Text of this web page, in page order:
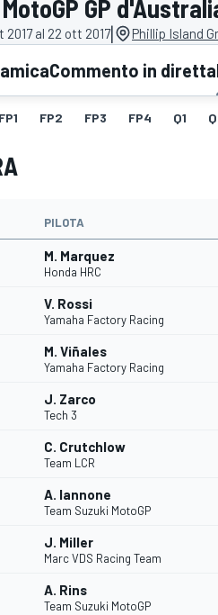
WEC
GP
2017 al 22 ott 2017| Phillip Island
Commento in diretta
FP1 FP2 FP3 FP4 Q1
PILOTA
M. Marquez
Honda HRC
V. Rossi
Yamaha Factory Racing
M. Viñales
Yamaha Factory Racing
J. Zarco
Tech 3
C. Crutchlow
Team LCR
A. Iannone
Team Suzuki MotoGP
J. Miller
Marc VDS Racing Team
A. Rins
Team Suzuki MotoGP